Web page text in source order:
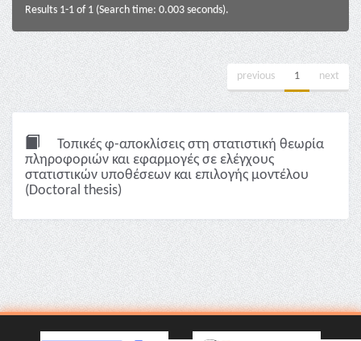
Results 1-1 of 1 (Search time: 0.003 seconds).
previous 1 next
Τοπικές φ-αποκλίσεις στη στατιστική θεωρία
πληροφοριών και εφαρμογές σε ελέγχους
στατιστικών υποθέσεων και επιλογής μοντέλου
(Doctoral thesis)